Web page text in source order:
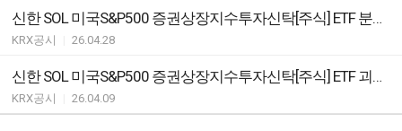
신한 SOL 미국S&P500 증권상장지수투자신탁[주식] ETF 분배락 기준가격 안내
KRX공시 26.04.28
신한 SOL 미국S&P500 증권상장지수투자신탁[주식] ETF 괴리율 초과 발생
KRX공시 26.04.09